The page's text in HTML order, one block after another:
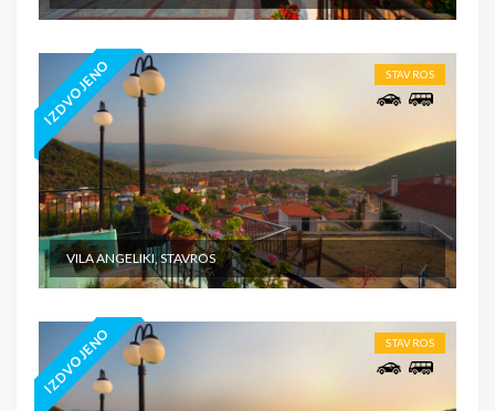
IZDVOJENO STAVROS
VILA ANGELIKI, STAVROS
IZDVOJENO STAVROS